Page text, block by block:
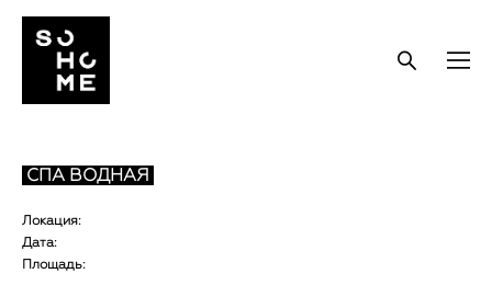
СПА ВОДНАЯ
Локация:
Дата:
Площадь: